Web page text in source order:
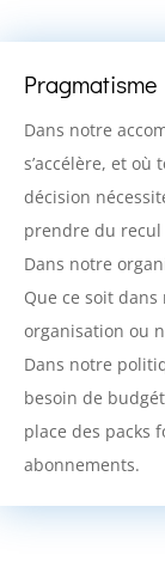
Pragmatisme
Dans notre
s’accélère, et
décision
prendre du
Dans notre
Que ce soit
organisation ou
Dans notre
besoin de
place des packs
abonnements.